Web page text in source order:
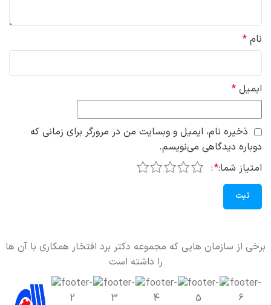
نام *
ایمیل *
ذخیره نام، ایمیل و وبسایت من در مرورگر برای زمانی که
دوباره دیدگاهی می‌نویسم.
امتیاز شما:*
5 4 3 2
برخی از سازمان هایی که مجموعه دکتر برد افتخار همکاری با آن ها
را داشته است